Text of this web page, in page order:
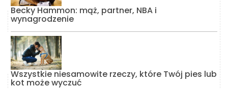
Becky Hammon: mąż, partner, NBA i
wynagrodzenie
Wszystkie niesamowite rzeczy, które Twój pies lub
kot może wyczuć